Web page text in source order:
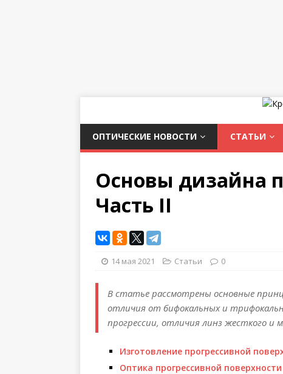
ОПТИЧЕСКИЕ НОВОСТИ СТАТЬИ
Основы дизайна
Часть II
14 мая 2021 Статьи 0
В статье рассмотрены основные
отличия от бифокальных и
прогрессии, отличия линз жесткого и
Изготовление прогрессивной
Оптика прогрессивной поверхности